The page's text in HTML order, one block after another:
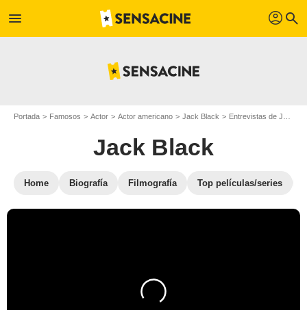
menu profil search
Portada Famosos Actor Actor americano Jack Black Entrevistas de Jack Black
Jack Black
Home Biografía Filmografía Top películas/series